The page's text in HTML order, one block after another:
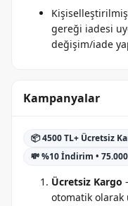
gereği iadesi
değişim/iade
Kampanyalar
📦 4500 TL+ Ücretsiz
💸 %10 İndirim •
Ücretsiz Kargo
otomatik olarak